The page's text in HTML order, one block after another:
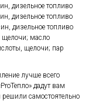
дизельное топливо
дизельное топливо
дизельное топливо
щелочи; масло
щелочи; пар
лучше всего
дадут вам
самостоятельно